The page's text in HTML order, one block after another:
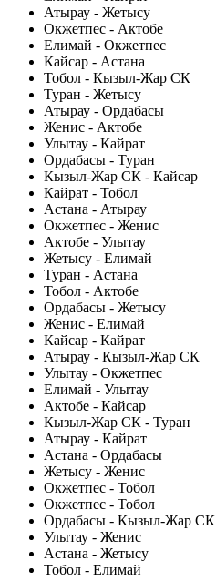
Атырау - Жетысу
Окжетпес - Актобе
Елимай - Окжетпес
Кайсар - Астана
Тобол - Кызыл-Жар СК
Туран - Жетысу
Атырау - Ордабасы
Женис - Актобе
Улытау - Кайрат
Ордабасы - Туран
Кызыл-Жар СК - Кайсар
Кайрат - Тобол
Астана - Атырау
Окжетпес - Женис
Актобе - Улытау
Жетысу - Елимай
Туран - Астана
Тобол - Актобе
Ордабасы - Жетысу
Женис - Елимай
Кайсар - Кайрат
Атырау - Кызыл-Жар СК
Улытау - Окжетпес
Елимай - Улытау
Актобе - Кайсар
Кызыл-Жар СК - Туран
Атырау - Кайрат
Астана - Ордабасы
Жетысу - Женис
Окжетпес - Тобол
Окжетпес - Тобол
Ордабасы - Кызыл-Жар СК
Улытау - Женис
Астана - Жетысу
Тобол - Елимай